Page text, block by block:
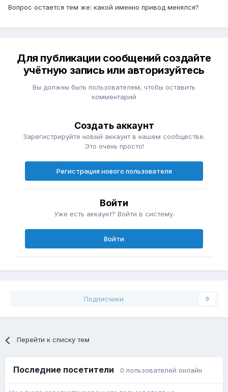
Вопрос остается тем же: какой именно привод менялся?
Для публикации сообщений создайте
учётную запись или авторизуйтесь
Вы должны быть пользователем, чтобы оставить
комментарий
Создать аккаунт
Зарегистрируйте новый аккаунт в нашем сообществе.
Это очень просто!
Регистрация нового пользователя
Войти
Уже есть аккаунт? Войти в систему.
Войти
Подписчики 0
Перейти к списку тем
Последние посетители 0 пользователей онлайн